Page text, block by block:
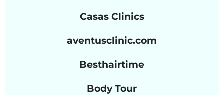
Casas Clinics
aventusclinic.com
Besthairtime
Body Tour